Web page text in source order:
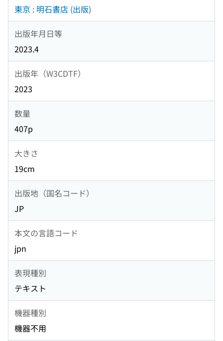
東京 : 明石書店 (出版)
出版年月日等
2023.4
出版年（W3CDTF）
2023
数量
407p
大きさ
19cm
出版地（国名コード）
JP
本文の言語コード
jpn
表現種別
テキスト
機器種別
機器不用